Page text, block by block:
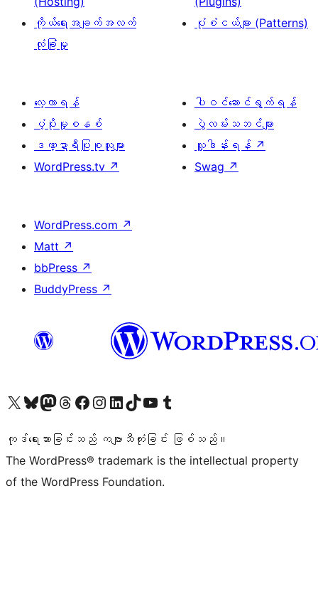
ကိုယ်ရေးအချက်အလက်
လုံခြုံမှု
ပုံစံငယ်များ (Patterns)
လေ့လာရန်
ပံ့ပိုးမှုစနစ်
ဒဏ္ဍာရီပြုစုသူများ
WordPress.tv ↗
ပါဝင်ဆောင်ရွက်ရန်
ပွဲလမ်းသဘင်များ
လှူဒါန်းရန် ↗
Swag ↗
WordPress.com ↗
Matt ↗
bbPress ↗
BuddyPress ↗
ကျွန်ုပ်တို့၏ X (ယခင် Twitter) အကောင့်သို့ သွားရောက်ကြည့်ရှုပါကျွန်ုပ်တို့၏ Bluesky အကောင့်သို့ ဝင်ရောက်ကြည့်ရှုရန်
ကျွန်ုပ်တို့၏ Mastodon အကောင့်သို့ သွားရောက်ကြည့်ရှုပါကျွန်ုပ်တို့၏ Threads အကောင့်သို့ ဝင်ရောက်ကြည့်ရှုရန်
ကျွန်ုပ်တို့၏ Facebook စာမျက်နှာသို့ သွားရောက်ကြည့်ရှုပါကျွန်ုပ်တို့၏ Instagram အကောင့်သို့ သွားရောက်ကြည့်ရှုပါ ကျွန်ုပ်တို့၏ LinkedIn အကောင့်သို့ သွားရောက်ကြည့်ရှုပါကျွန်ုပ်တို့၏ TikTok အကောင့်သို့ ဝင်ရောက်ကြည့်ရှုရန်
ကျွန်ုပ်တို့၏ YouTube ချန်နယ်သို့ သွားရောက်ကြည့်ရှုပါ ကျွန်ုပ်တို့၏ Tumblr အကောင့်သို့ ဝင်ရောက်ကြည့်ရှုရန်
ကုဒ်ရေးသားခြင်းသည် ကဗျာသီကုံးခြင်း ဖြစ်သည်။
The WordPress® trademark is the intellectual property
of the WordPress Foundation.